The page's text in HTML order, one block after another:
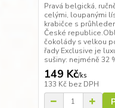
Pravá belgická,
celými, loupanými
krabičce s
České
čokolády s velkou
řady Exclusive je
sušiny: nejméně 32
149 Kč/ks
133 Kč bez DPH